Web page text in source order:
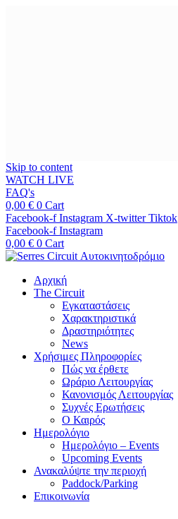
Skip to content
WATCH LIVE
FAQ's
0,00 € 0 Cart
Facebook-f Instagram X-twitter Tiktok
Facebook-f Instagram
0,00 € 0 Cart
Αρχική
The Circuit
Εγκαταστάσεις
Χαρακτηριστικά
Δραστηριότητες
News
Χρήσιμες Πληροφορίες
Πώς να έρθετε
Ωράριο Λειτουργίας
Κανονισμός Λειτουργίας
Συχνές Ερωτήσεις
Ο Καιρός
Ημερολόγιο
Ημερολόγιο – Events
Upcoming Events
Ανακαλύψτε την περιοχή
Paddock/Parking
Επικοινωνία